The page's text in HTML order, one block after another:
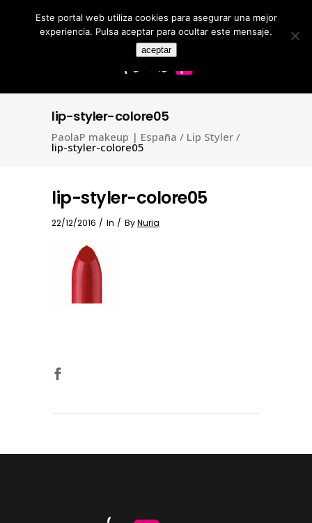
Search
for:
lip-styler-colore05
PaolaP makeup | España / Lip Styler /
lip-styler-colore05
lip-styler-colore05
22/12/2016 In ByNuria
Este portal web utiliza cookies para asegurar una mejor
experiencia. Pulsa aceptar para ocultar este mensaje.
aceptar